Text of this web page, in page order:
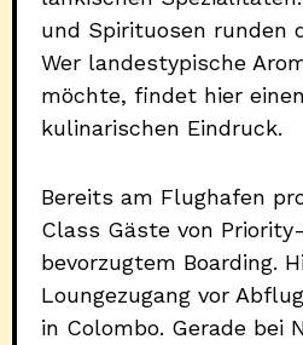
und Spirituosen runden
Wer landestypische
möchte, findet hier
kulinarischen Eindruck.
Bereits am Flughafen
Class Gäste von
bevorzugtem Boarding.
Loungezugang vor
in Colombo. Gerade bei